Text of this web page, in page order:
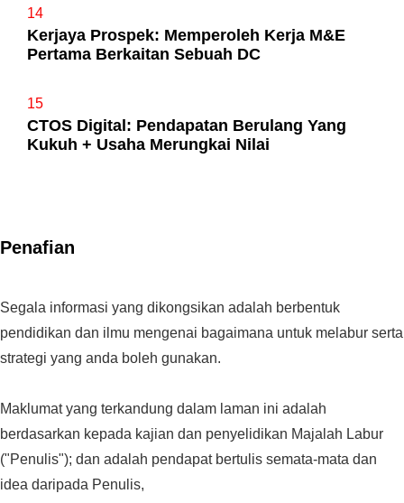
14
Kerjaya Prospek: Memperoleh Kerja M&E
Pertama Berkaitan Sebuah DC
15
CTOS Digital: Pendapatan Berulang Yang
Kukuh + Usaha Merungkai Nilai
Penafian
Segala informasi yang dikongsikan adalah berbentuk
pendidikan dan ilmu mengenai bagaimana untuk melabur serta
strategi yang anda boleh gunakan.
Maklumat yang terkandung dalam laman ini adalah
berdasarkan kepada kajian dan penyelidikan Majalah Labur
("Penulis"); dan adalah pendapat bertulis semata-mata dan
idea daripada Penulis,